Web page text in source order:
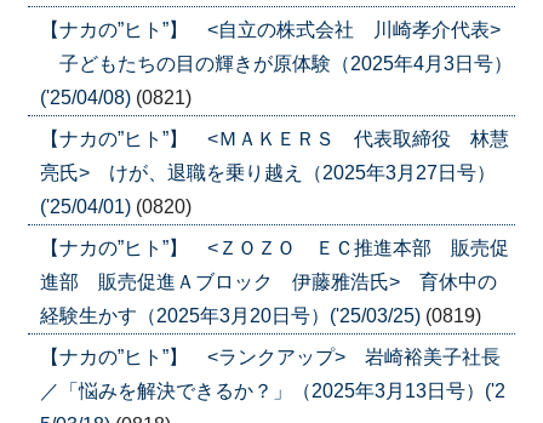
【ナカの”ヒト”】 <自立の株式会社 川崎孝介代表>
子どもたちの目の輝きが原体験（2025年4月3日号）
('25/04/08) (0821)
【ナカの”ヒト”】 <ＭＡＫＥＲＳ 代表取締役 林慧
亮氏> けが、退職を乗り越え（2025年3月27日号）
('25/04/01) (0820)
【ナカの”ヒト”】 <ＺＯＺＯ ＥＣ推進本部 販売促
進部 販売促進Ａブロック 伊藤雅浩氏> 育休中の
経験生かす（2025年3月20日号）('25/03/25) (0819)
【ナカの”ヒト”】 <ランクアップ> 岩崎裕美子社長
／「悩みを解決できるか？」（2025年3月13日号）('2